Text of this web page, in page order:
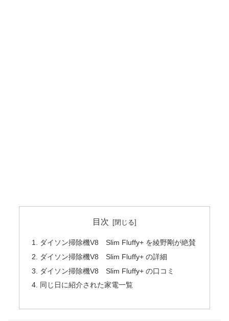
目次
ダイソン掃除機V8 Slim Fluffy+ を綾野剛が絶賛
ダイソン掃除機V8 Slim Fluffy+ の詳細
ダイソン掃除機V8 Slim Fluffy+ の口コミ
同じ日に紹介された家電一覧